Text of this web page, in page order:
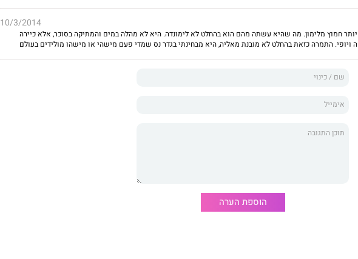
10/3/2014
חמוץ מלימון. מה שהיא עשתה מהם הוא בהחלט לא לימונדה. היא לא מהלה במים והמתיקה בסוכר, אלא כיירה
התמרה כזאת בהחלט לא מובנת מאליה, היא מבחינתי בגדר נס שמדי פעם מישהי או מישהו מולידים בעולם
הוספת הערה